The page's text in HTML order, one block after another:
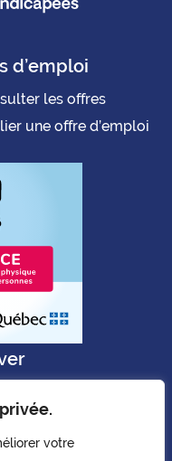
votre
d’emploi
les offres
une offre d’emploi